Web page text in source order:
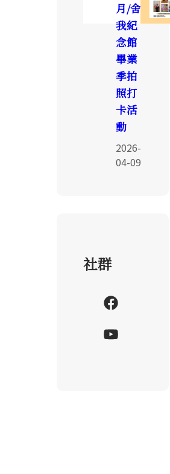
月/舍
我紀
念館
畢業
季拍
照打
卡活
動
2026-
04-09
社群
F
a
c
Y